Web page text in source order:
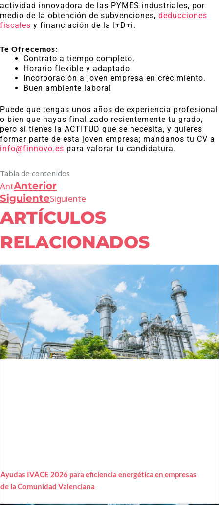
actividad innovadora de las PYMES industriales, por
medio de la obtención de subvenciones, deducciones
fiscales y financiación de la I+D+i.
Te Ofrecemos:
Contrato a tiempo completo.
Horario flexible y adaptado.
Incorporación a joven empresa en crecimiento.
Buen ambiente laboral
Puede que tengas unos años de experiencia profesional
o bien que hayas finalizado recientemente tu grado,
pero si tienes la ACTITUD que se necesita, y quieres
formar parte de esta joven empresa; mándanos tu CV a
info@finnovo.es para valorar tu candidatura.
Tabla de contenidos
AntAnterior
SiguienteSiguiente
ARTÍCULOS
RELACIONADOS
Ayudas IVACE 2026 para eficiencia energética en empresas
de la Comunidad Valenciana